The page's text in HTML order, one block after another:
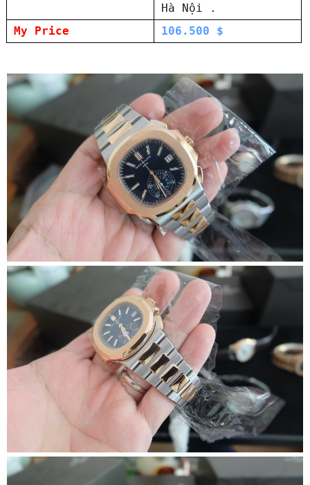
Hà Nội .
My Price
106.500 $